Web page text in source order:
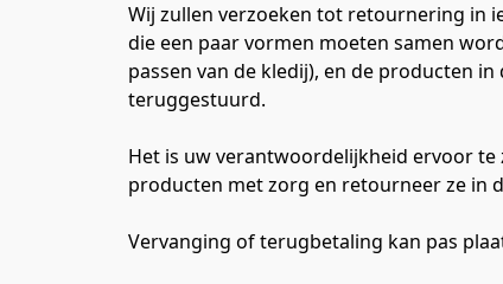
Wij zullen verzoeken tot retournering in
die een paar vormen moeten samen
passen van de kledij), en de producten
teruggestuurd.
Het is uw verantwoordelijkheid ervoor
producten met zorg en retourneer ze in
Vervanging of terugbetaling kan pas